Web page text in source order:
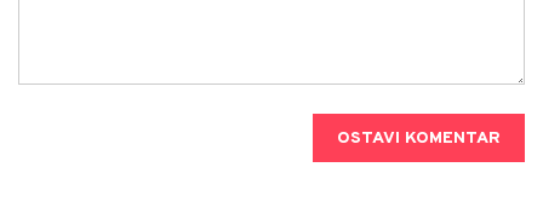
OSTAVI KOMENTAR